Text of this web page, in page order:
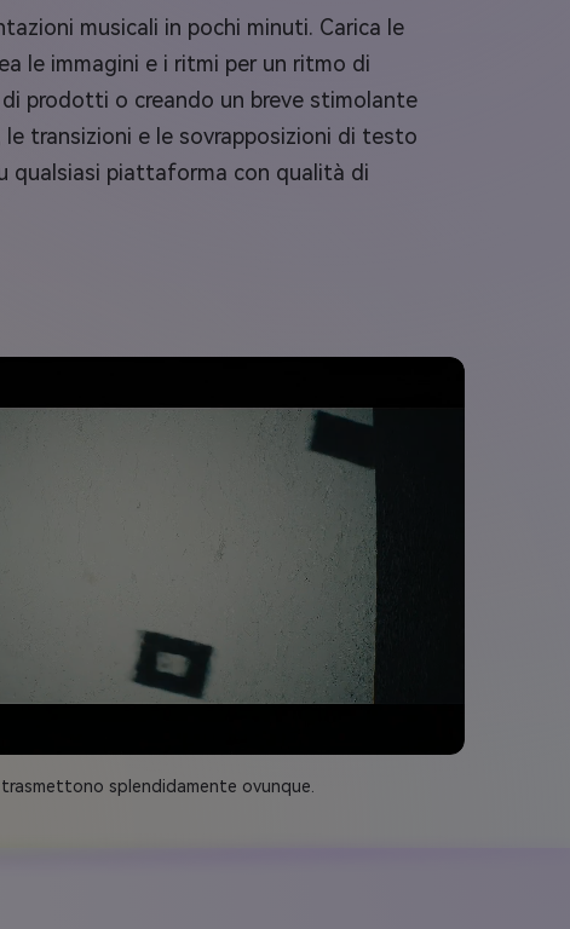
musicali in pochi minuti. Carica le
le immagini e i ritmi per un ritmo di
prodotti o creando un breve stimolante
transizioni e le sovrapposizioni di testo
qualsiasi piattaforma con qualità di
splendidamente ovunque.